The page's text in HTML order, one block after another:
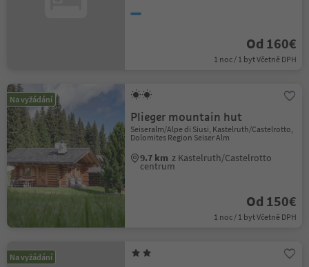
Od 160€
1 noc / 1 byt Včetně DPH
Na vyžádání
Plieger mountain hut
Seiseralm/Alpe di Siusi, Kastelruth/Castelrotto,
Dolomites Region Seiser Alm
9.7 km z Kastelruth/Castelrotto
centrum
Od 150€
1 noc / 1 byt Včetně DPH
Na vyžádání